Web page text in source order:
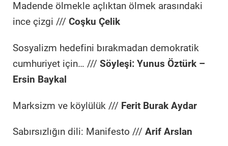
Madende ölmekle açlıktan ölmek arasındaki
ince çizgi /// Coşku Çelik
Sosyalizm hedefini bırakmadan demokratik
cumhuriyet için… /// Söyleşi: Yunus Öztürk –
Ersin Baykal
Marksizm ve köylülük /// Ferit Burak Aydar
Sabırsızlığın dili: Manifesto /// Arif Arslan